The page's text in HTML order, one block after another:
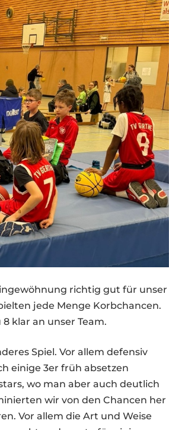
richtig gut für unser
jede Menge Korbchancen.
klar an unser Team.
Spiel. Vor allem defensiv
einige 3er früh absetzen
wo man aber auch deutlich
wir von den Chancen her
Vor allem die Art und Weise